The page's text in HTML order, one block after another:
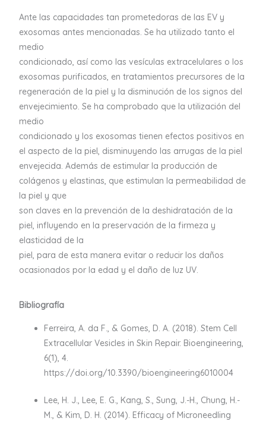
Ante las capacidades tan prometedoras de las EV y
exosomas antes mencionadas. Se ha utilizado tanto el
medio
condicionado, así como las vesículas extracelulares o los
exosomas purificados, en tratamientos precursores de la
regeneración de la piel y la disminución de los signos del
envejecimiento. Se ha comprobado que la utilización del
medio
condicionado y los exosomas tienen efectos positivos en
el aspecto de la piel, disminuyendo las arrugas de la piel
envejecida. Además de estimular la producción de
colágenos y elastinas, que estimulan la permeabilidad de
la piel y que
son claves en la prevención de la deshidratación de la
piel, influyendo en la preservación de la firmeza y
elasticidad de la
piel, para de esta manera evitar o reducir los daños
ocasionados por la edad y el daño de luz UV.
Bibliografía
Ferreira, A. da F., & Gomes, D. A. (2018). Stem Cell
Extracellular Vesicles in Skin Repair. Bioengineering,
6(1), 4.
https://doi.org/10.3390/bioengineering6010004
Lee, H. J., Lee, E. G., Kang, S., Sung, J.-H., Chung, H.-
M., & Kim, D. H. (2014). Efficacy of Microneedling